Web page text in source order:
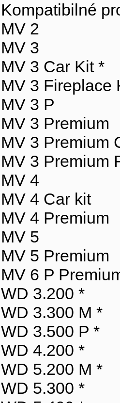
Kompatibilné
MV 2
MV 3
MV 3 Car Kit *
MV 3 Fireplace
MV 3 P
MV 3 Premium
MV 3 Premium
MV 3 Premium
MV 4
MV 4 Car kit
MV 4 Premium
MV 5
MV 5 Premium
MV 6 P
WD 3.200 *
WD 3.300 M *
WD 3.500 P *
WD 4.200 *
WD 5.200 M *
WD 5.300 *